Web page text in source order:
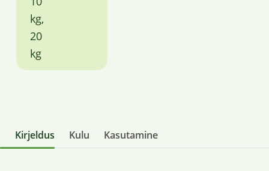
kg,
20
kg
Kirjeldus Kulu Kasutamine